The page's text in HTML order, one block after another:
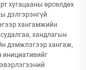
хугацааны өрсөлдөх
дэлгэрэнгүй
хангамжийн
хандлагын
дэмжлэгээр хангаж,
инициативийг